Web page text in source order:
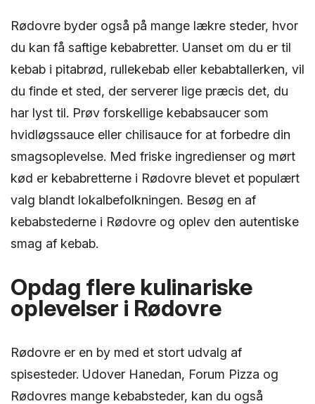
Rødovre byder også på mange lækre steder, hvor
du kan få saftige kebabretter. Uanset om du er til
kebab i pitabrød, rullekebab eller kebabtallerken, vil
du finde et sted, der serverer lige præcis det, du
har lyst til. Prøv forskellige kebabsaucer som
hvidløgssauce eller chilisauce for at forbedre din
smagsoplevelse. Med friske ingredienser og mørt
kød er kebabretterne i Rødovre blevet et populært
valg blandt lokalbefolkningen. Besøg en af
kebabstederne i Rødovre og oplev den autentiske
smag af kebab.
Opdag flere kulinariske
oplevelser i Rødovre
Rødovre er en by med et stort udvalg af
spisesteder. Udover Hanedan, Forum Pizza og
Rødovres mange kebabsteder, kan du også